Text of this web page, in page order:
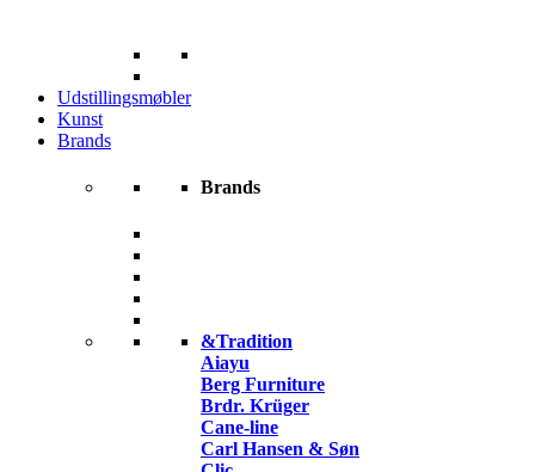
Udstillingsmøbler
Kunst
Brands
Brands
&Tradition
Aiayu
Berg Furniture
Brdr. Krüger
Cane-line
Carl Hansen & Søn